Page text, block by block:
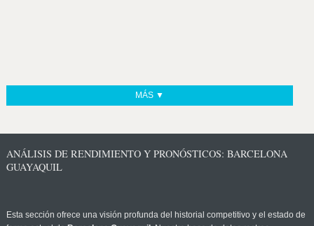
MÁS ▼
ANÁLISIS DE RENDIMIENTO Y PRONÓSTICOS: BARCELONA
GUAYAQUIL
Esta sección ofrece una visión profunda del historial competitivo y el estado de